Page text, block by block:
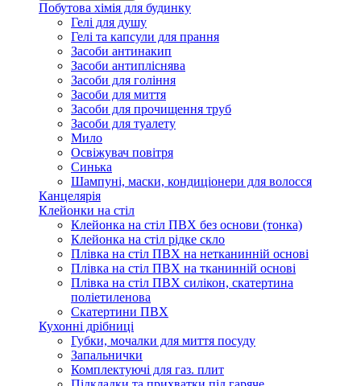
Побутова хімія для будинку
Гелі для душу
Гелі та капсули для прання
Засоби антинакип
Засоби антипліснява
Засоби для гоління
Засоби для миття
Засоби для прочищення труб
Засоби для туалету
Мило
Освіжувач повітря
Синька
Шампуні, маски, кондиціонери для волосся
Канцелярія
Клейонки на стіл
Клейонка на стіл ПВХ без основи (тонка)
Клейонка на стіл рідке скло
Плівка на стіл ПВХ на нетканинній основі
Плівка на стіл ПВХ на тканинній основі
Плівка на стіл ПВХ силікон, скатертина
поліетиленова
Скатертини ПВХ
Кухонні дрібниці
Губки, мочалки для миття посуду
Запальнички
Комплектуючі для газ. плит